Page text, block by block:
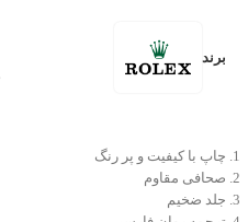
برند
چاپ با کیفیت و پر رنگ
صحافی مقاوم
جلد ضخیم